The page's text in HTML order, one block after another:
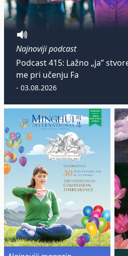
Najnoviji podcast
Podcast 415: Lažno „ja”
me pri učenju Fa
- 03.08.2026